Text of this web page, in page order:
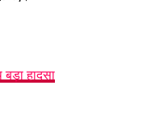
हादसा